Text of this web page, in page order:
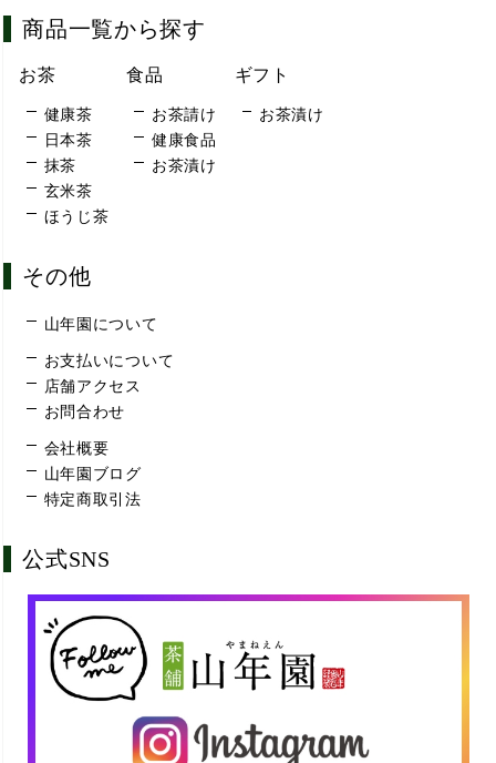
商品一覧から探す
お茶
健康茶
日本茶
抹茶
玄米茶
ほうじ茶
食品
お茶請け
健康食品
お茶漬け
ギフト
お茶漬け
その他
山年園について
お支払いについて
店舗アクセス
お問合わせ
会社概要
山年園ブログ
特定商取引法
公式SNS